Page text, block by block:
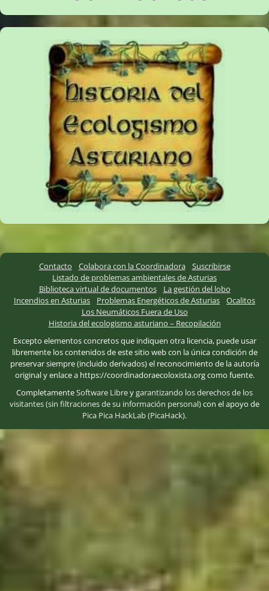
Contacto Colabora con la Coordinadora
Suscribirse
Listado de problemas ambientales de Asturias
Biblioteca virtual de documentos
La gestión del lobo
Incendios en Asturias
Problemas Energéticos de Asturias
Ocalitos
Los Neumáticos Fuera de Uso
Historia del ecologismo asturiano – Recopilación
Excepto elementos concretos que indiquen otra licencia, puede usar
libremente los contenidos de este sitio web con la única condición de
preservar siempre (incluido derivados) el reconocimiento de la autoría
original y enlace a https://coordinadoraecoloxista.org como fuente.
CompletamenteSoftware Libreygarantizando los derechos de los
visitantes (sin filtraciones de su información personal)con el apoyo de
Pica Pica HackLab (PicaHack).